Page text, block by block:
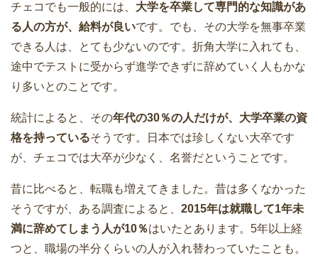
チェコでも一般的には、 大学を卒業して専門的な知識があ
る人の方が、給料が良いです。でも、その大学を無事卒業
できる人は、とても少ないのです。折角大学に入れても、
途中でテストに受からず進学できずに辞めていく人もかな
り多いとのことです。
統計によると、その年代の30％の人だけが、大学卒業の資
格を持っているそうです。日本では珍しくない大卒です
が、チェコでは大卒が少なく、名誉だということです。
昔に比べると、転職も増えてきました。昔は多くなかった
そうですが、ある調査によると、 2015年は就職して1年未
満に辞めてしまう人が10％はいたとあります。5年以上経
つと、職場の半分くらいの人が入れ替わっていたことも。